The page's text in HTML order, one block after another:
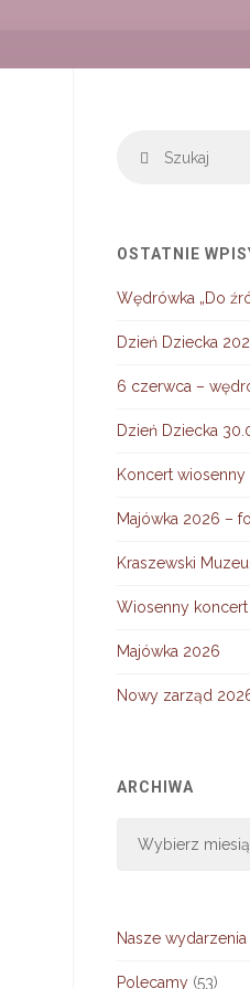
Szukaj
OSTATNIE
Wędrówka „Do
Dzień Dziecka
6 czerwca –
Dzień Dziecka
Koncert wiosenny
Majówka 2026 –
Kraszewski
Wiosenny
Majówka 2026
Nowy zarząd
ARCHIWA
Nasze wydarzenia
Polecamy (53)